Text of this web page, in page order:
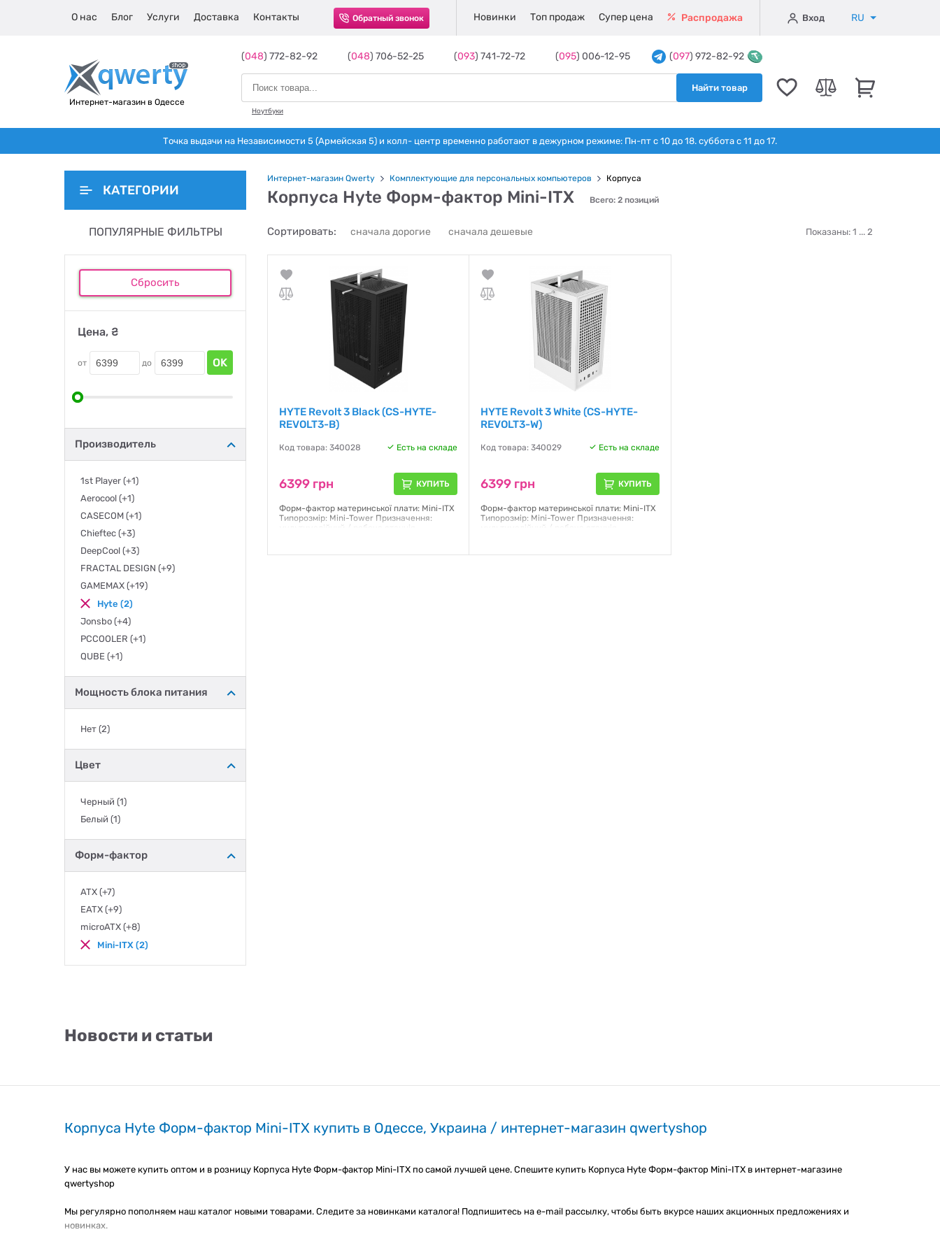
О нас Блог Услуги Доставка Контакты Обратный звонок Новинки Топ продаж Супер цена Распродажа Вход RU
Интернет-магазин в Одессе
(048) 772-82-92 (048) 706-52-25 (093) 741-72-72 (095) 006-12-95 (097) 972-82-92
Найти товар
Ноутбуки
Точка выдачи на Независимости 5 (Армейская 5) и колл- центр временно работают в дежурном режиме: Пн-пт с 10 до 18. суббота с 11 до 17.
КАТЕГОРИИ
ПОПУЛЯРНЫЕ ФИЛЬТРЫ
Сбросить
Цена, ₴
от до OK
Производитель
1st Player (+1)
Aerocool (+1)
CASECOM (+1)
Chieftec (+3)
DeepCool (+3)
FRACTAL DESIGN (+9)
GAMEMAX (+19)
Hyte (2)
Jonsbo (+4)
PCCOOLER (+1)
QUBE (+1)
Мощность блока питания
Нет (2)
Цвет
Черный (1)
Белый (1)
Форм-фактор
ATX (+7)
EATX (+9)
microATX (+8)
Mini-ITX (2)
Интернет-магазин Qwerty Комплектующие для персональных компьютеров Корпуса
Корпуса Hyte Форм-фактор Mini-ITX Всего: 2 позиций
Сортировать: сначала дорогие сначала дешевые Показаны: 1 ... 2
HYTE Revolt 3 Black (CS-HYTE-
REVOLT3-B)
Код товара: 340028 Есть на складе
6399 грн КУПИТЬ
Форм-фактор материнської плати: Mini-ITX
Типорозмір: Mini-Tower Призначення:
мультимедійний / робоча станція
HYTE Revolt 3 White (CS-HYTE-
REVOLT3-W)
Код товара: 340029 Есть на складе
6399 грн КУПИТЬ
Форм-фактор материнської плати: Mini-ITX
Типорозмір: Mini-Tower Призначення:
мультимедійний / робоча станція
Новости и статьи
Корпуса Hyte Форм-фактор Mini-ITX купить в Одессе, Украина / интернет-магазин qwertyshop
У нас вы можете купить оптом и в розницу Корпуса Hyte Форм-фактор Mini-ITX по самой лучшей цене. Спешите купить Корпуса Hyte Форм-фактор Mini-ITX в интернет-магазине
qwertyshop
Мы регулярно пополняем наш каталог новыми товарами. Следите за новинками каталога! Подпишитесь на e-mail рассылку, чтобы быть вкурсе наших акционных предложениях и
новинках.